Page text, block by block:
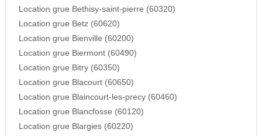
Location grue Bethisy-saint-pierre (60320)
Location grue Betz (60620)
Location grue Bienville (60200)
Location grue Biermont (60490)
Location grue Bitry (60350)
Location grue Blacourt (60650)
Location grue Blaincourt-les-precy (60460)
Location grue Blancfosse (60120)
Location grue Blargies (60220)